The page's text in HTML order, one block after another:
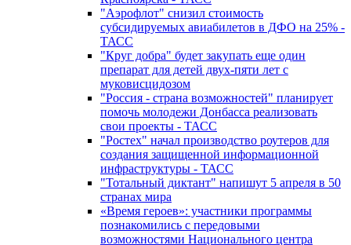
"Аэрофлот" снизил стоимость
субсидируемых авиабилетов в ДФО на 25% -
ТАСС
"Круг добра" будет закупать еще один
препарат для детей двух-пяти лет с
муковисцидозом
"Россия - страна возможностей" планирует
помочь молодежи Донбасса реализовать
свои проекты - ТАСС
"Ростех" начал производство роутеров для
создания защищенной информационной
инфраструктуры - ТАСС
"Тотальный диктант" напишут 5 апреля в 50
странах мира
«Время героев»: участники программы
познакомились с передовыми
возможностями Национального центра